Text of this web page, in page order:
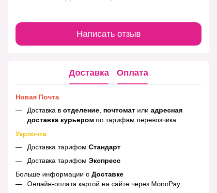
Написать отзыв
Доставка Оплата
Новая Почта
Доставка в отделение почтомат или адресная
доставка курьером по тарифам перевозчика.
Укрпочта
Доставка тарифом Стандарт
Доставка тарифом Экспресс
Больше информации о Доставке
Онлайн-оплата картой на сайте через MonoPay